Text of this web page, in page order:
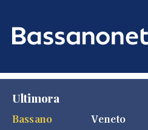
Ultimora
Bassano
Veneto